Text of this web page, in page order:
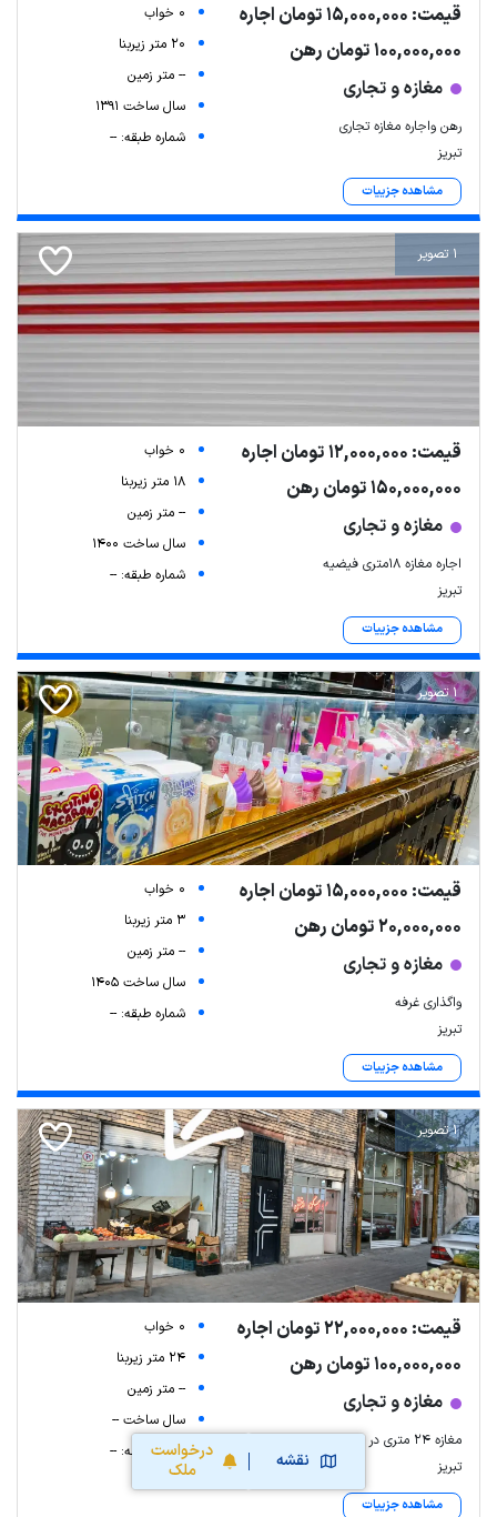
نقشه
درخواست
ملک
قیمت: 15,000,000 تومان اجاره
100,000,000 تومان رهن
مغازه و تجاری
رهن واجاره مغازه تجاری
تبریز
مشاهده جزییات
0 خواب
20 متر زیربنا
-- متر زمین
سال ساخت 1391
شماره طبقه: --
1 تصویر
قیمت: 12,000,000 تومان اجاره
150,000,000 تومان رهن
مغازه و تجاری
اجاره مغازه ۱۸متری فیضیه
تبریز
مشاهده جزییات
0 خواب
18 متر زیربنا
-- متر زمین
سال ساخت 1400
شماره طبقه: --
1 تصویر
قیمت: 15,000,000 تومان اجاره
20,000,000 تومان رهن
مغازه و تجاری
واگذاری غرفه
تبریز
مشاهده جزییات
0 خواب
3 متر زیربنا
-- متر زمین
سال ساخت 1405
شماره طبقه: --
1 تصویر
قیمت: 22,000,000 تومان اجاره
100,000,000 تومان رهن
مغازه و تجاری
مغازه ۲۴ متری در چهارراه بهار
تبریز
مشاهده جزییات
0 خواب
24 متر زیربنا
-- متر زمین
سال ساخت --
شماره طبقه: --